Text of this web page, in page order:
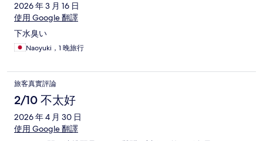
2026 年 3 月 16 日
使用 Google 翻譯
下水臭い
Naoyuki，1 晚旅行
旅客真實評論
2/10 不太好
2026 年 4 月 30 日
使用 Google 翻譯